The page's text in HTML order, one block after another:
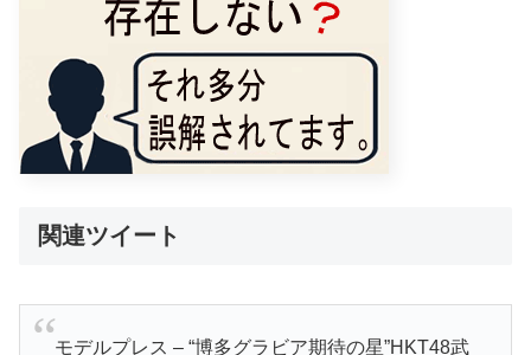
関連ツイート
モデルプレス – “博多グラビア期待の星”HKT48武